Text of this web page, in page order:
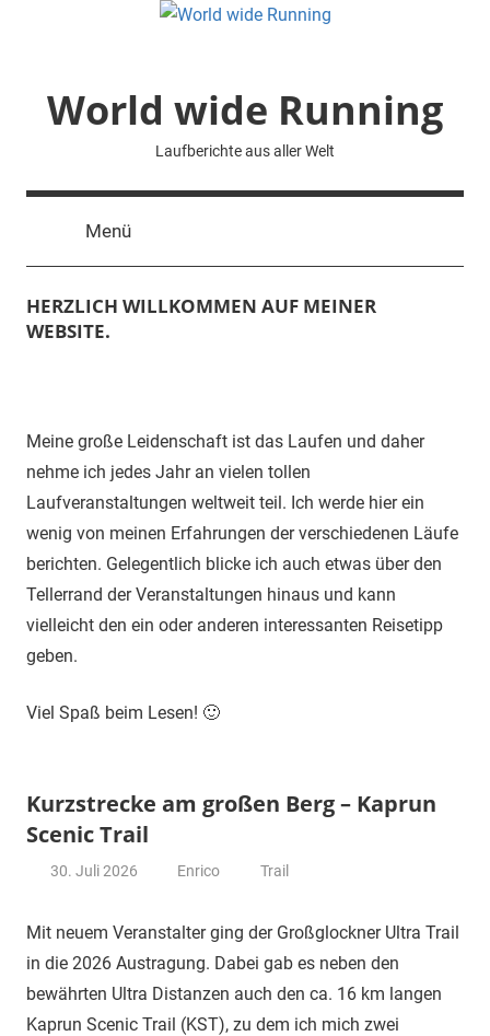
World wide Running
Laufberichte aus aller Welt
Menü
HERZLICH WILLKOMMEN AUF MEINER
WEBSITE.
Meine große Leidenschaft ist das Laufen und daher
nehme ich jedes Jahr an vielen tollen
Laufveranstaltungen weltweit teil. Ich werde hier ein
wenig von meinen Erfahrungen der verschiedenen Läufe
berichten. Gelegentlich blicke ich auch etwas über den
Tellerrand der Veranstaltungen hinaus und kann
vielleicht den ein oder anderen interessanten Reisetipp
geben.
Viel Spaß beim Lesen! 🙂
Kurzstrecke am großen Berg – Kaprun
Scenic Trail
30. Juli 2026 Enrico Trail
Mit neuem Veranstalter ging der Großglockner Ultra Trail
in die 2026 Austragung. Dabei gab es neben den
bewährten Ultra Distanzen auch den ca. 16 km langen
Kaprun Scenic Trail (KST), zu dem ich mich zwei